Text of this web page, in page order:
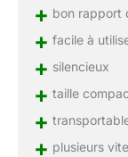
+ bon rapport
+ facile à
+ silencieux
+ taille
+
+ plusieurs